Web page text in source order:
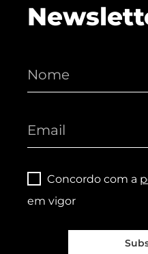
Concordo com a
em vigor